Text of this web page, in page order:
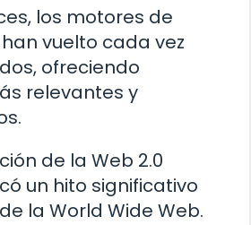
los motores de
vuelto cada vez
ofreciendo
relevantes y
de la Web 2.0
un hito significativo
la World Wide Web.